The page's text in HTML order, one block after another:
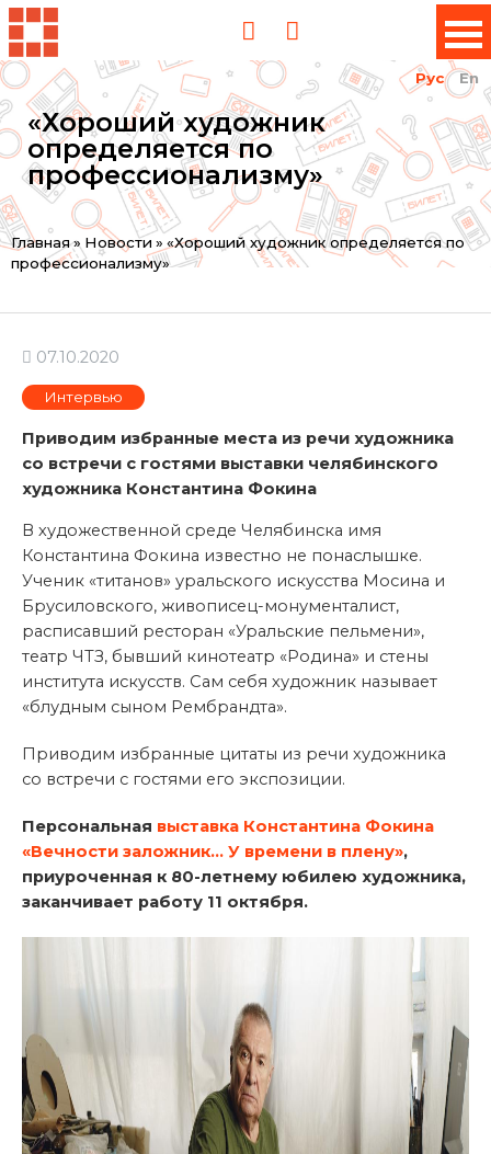
Рус En
«Хороший художник
определяется по
профессионализму»
Вы
здесь
Главная» Новости » «Хороший художник определяется по
профессионализму»
07.10.2020
Интервью
Приводим избранные места из речи художника
со встречи с гостями выставки челябинского
художника Константина Фокина
В художественной среде Челябинска имя
Константина Фокина известно не понаслышке.
Ученик «титанов» уральского искусства Мосина и
Брусиловского, живописец-монументалист,
расписавший ресторан «Уральские пельмени»,
театр ЧТЗ, бывший кинотеатр «Родина» и стены
института искусств. Сам себя художник называет
«блудным сыном Рембрандта».
Приводим избранные цитаты из речи художника
со встречи с гостями его экспозиции.
Персональная выставка Константина Фокина
«Вечности заложник… У времени в плену»,
приуроченная к 80-летнему юбилею художника,
заканчивает работу 11 октября.